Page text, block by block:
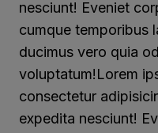
nesciunt! Eveniet
cumque temporibus
ducimus vero quia
voluptatum!Lorem
consectetur
expedita nesciunt!